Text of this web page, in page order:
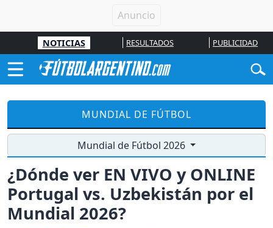
NOTICIAS RESULTADOS PUBLICIDAD
MUNDIAL DE FÚTBOL
Mundial de Fútbol 2026
¿Dónde ver EN VIVO y ONLINE
Portugal vs. Uzbekistán por el
Mundial 2026?